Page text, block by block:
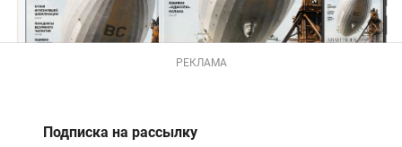
РЕКЛАМА
Подписка на рассылку